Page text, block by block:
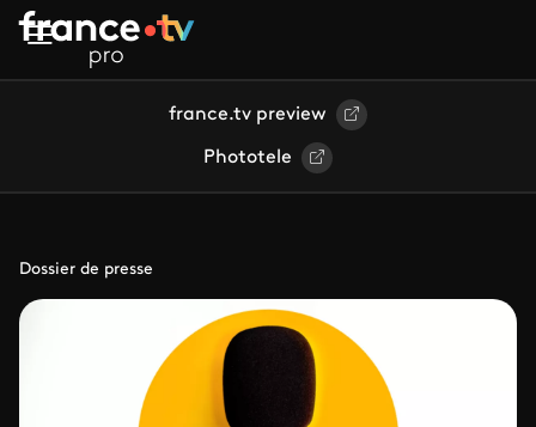
Aller au contenu principal
france.tv preview
Phototele
Dossier de presse